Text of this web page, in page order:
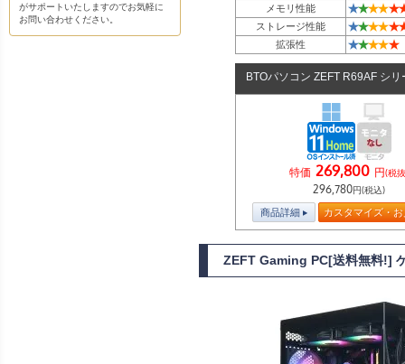
メモリ性能 ★★★★★
ストレージ性能 ★★★★★
拡張性 ★★★★★
BTOパソコン ZEFT R69AF シリ
特価 269,800 円(税
296,780円(税込)
商品詳細 カスタマイズ・
ZEFT Gaming PC[送料無料!]
がサポートいたしますのでお気軽に
お問い合わせください。